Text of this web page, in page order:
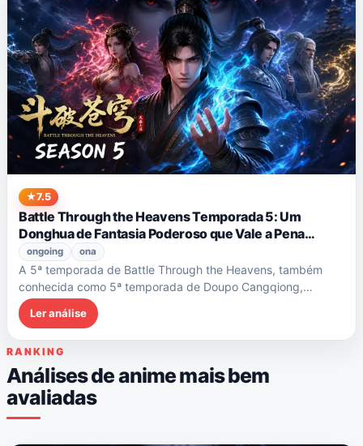
7.5
Battle Through the Heavens Temporada 5: Um
Donghua de Fantasia Poderoso que Vale a Pena
Assistir
ongoing ona
A 5ª temporada de Battle Through the Heavens, também
conhecida como 5ª temporada de Doupo Cangqiong,…
Ler análise
RANKING
Análises de anime mais bem
avaliadas